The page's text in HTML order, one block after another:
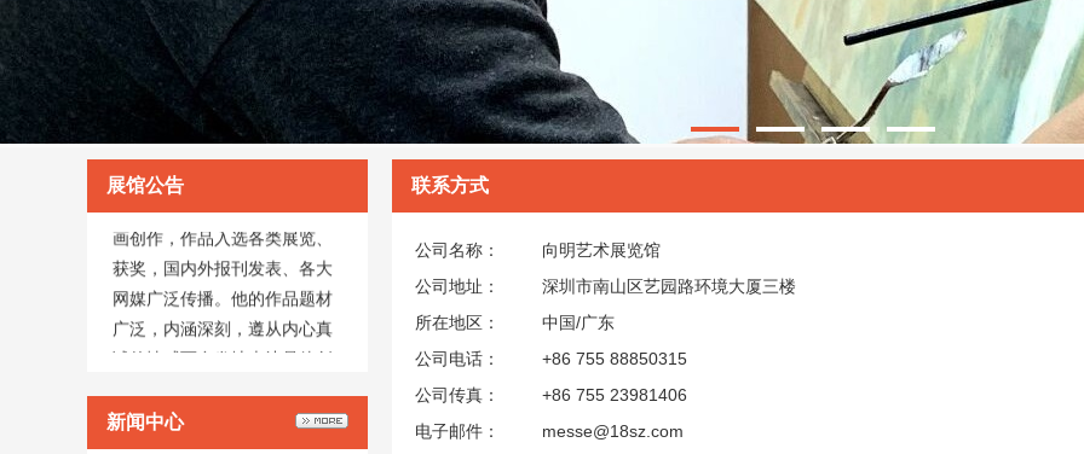
展馆公告
艺术家刘向明现居深圳从事油
画创作，作品入选各类展览、
获奖，国内外报刊发表、各大
网媒广泛传播。他的作品题材
广泛，内涵深刻，遵从内心真
诚的情感而自发地表达是他创
新闻中心
联系方式
公司名称：
向明艺术展览馆
公司地址：
深圳市南山区艺园路环境大厦三楼
所在地区：
中国/广东
公司电话：
+86 755 88850315
公司传真：
+86 755 23981406
电子邮件：
messe@18sz.com